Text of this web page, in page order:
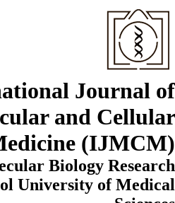
Journal
and
Biology
University of